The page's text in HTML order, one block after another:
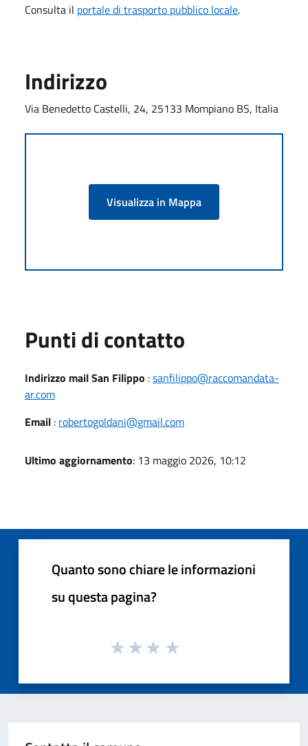
Consulta il portale di trasporto pubblico locale.
Indirizzo
Via Benedetto Castelli, 24, 25133 Mompiano BS, Italia
Visualizza in Mappa
Punti di contatto
Indirizzo mail San Filippo :sanfilippo@raccomandata-
ar.com
Email : robertogoldani@gmail.com
Ultimo aggiornamento: 13 maggio 2026, 10:12
Quanto sono chiare le informazioni
su questa pagina?